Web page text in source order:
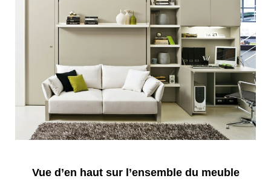
Vue d’en haut sur l’ensemble du meuble